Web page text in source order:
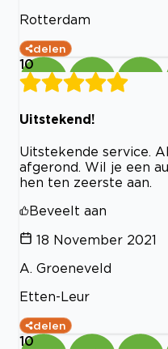
Rotterdam
delen
10
Uitstekend!
Uitstekende service.
afgerond. Wil je een
hen ten zeerste aan.
Beveelt aan
18 November 2021
A. Groeneveld
Etten-Leur
delen
10